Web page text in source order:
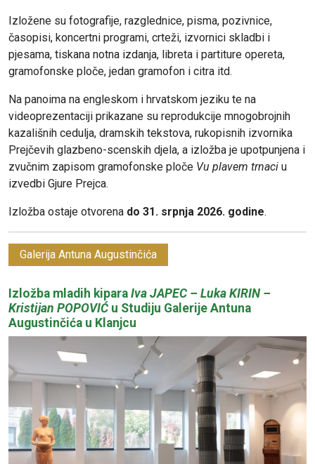
Izložene su fotografije, razglednice, pisma, pozivnice,
časopisi, koncertni programi, crteži, izvornici skladbi i
pjesama, tiskana notna izdanja, libreta i partiture opereta,
gramofonske ploče, jedan gramofon i citra itd.
Na panoima na engleskom i hrvatskom jeziku te na
videoprezentaciji prikazane su reprodukcije mnogobrojnih
kazališnih cedulja, dramskih tekstova, rukopisnih izvornika
Prejčevih glazbeno-scenskih djela, a izložba je upotpunjena i
zvučnim zapisom gramofonske ploče Vu plavem trnaci u
izvedbi Gjure Prejca.
Izložba ostaje otvorena do 31. srpnja 2026. godine.
Galerija Antuna Augustinčića
Izložba mladih kipara Iva JAPEC – Luka KIRIN –
Kristijan POPOVIĆu Studiju Galerije Antuna
Augustinčića u Klanjcu